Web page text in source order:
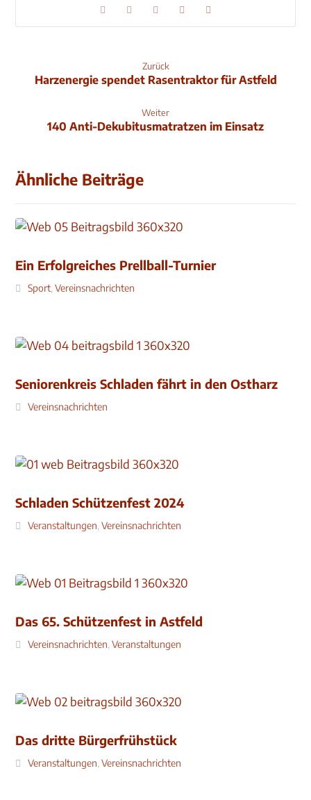
Zurück
Harzenergie spendet Rasentraktor für Astfeld
Weiter
140 Anti-Dekubitusmatratzen im Einsatz
Ähnliche Beiträge
Ein Erfolgreiches Prellball-Turnier
Sport,Vereinsnachrichten
Seniorenkreis Schladen fährt in den Ostharz
Vereinsnachrichten
Schladen Schützenfest 2024
Veranstaltungen,Vereinsnachrichten
Das 65. Schützenfest in Astfeld
Vereinsnachrichten,Veranstaltungen
Das dritte Bürgerfrühstück
Veranstaltungen,Vereinsnachrichten